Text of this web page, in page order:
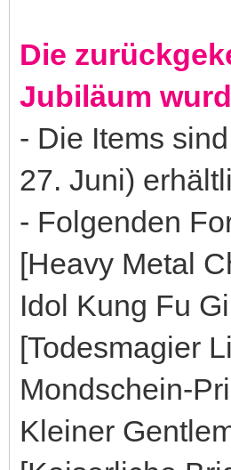
Die
Jubiläum
- Die Items
27. Juni)
- Folgenden
[Heavy Metal
Idol Kung Fu
[Todesmagier
Mondschein-
Kleiner